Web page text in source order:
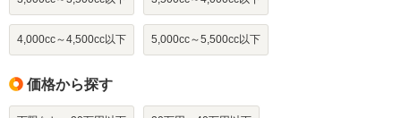
4,000cc～4,500cc以下 5,000cc～5,500cc以下
価格から探す